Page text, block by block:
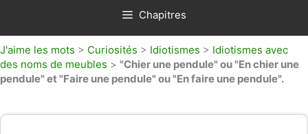
Chapitres
J'aime les mots > Curiosités > Idiotismes > Idiotismes avec
des noms de meubles > "Chier une pendule" ou "En chier une
pendule" et "Faire une pendule" ou "En faire une pendule".